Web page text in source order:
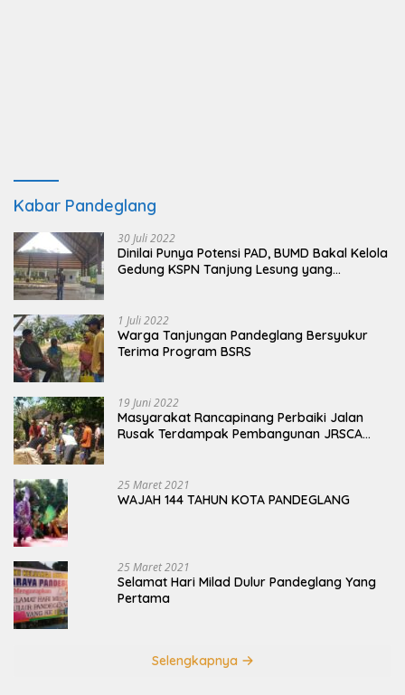
Kabar Pandeglang
30 Juli 2022
Dinilai Punya Potensi PAD, BUMD Bakal Kelola
Gedung KSPN Tanjung Lesung yang
1 Juli 2022
Warga Tanjungan Pandeglang Bersyukur
Terima Program BSRS
19 Juni 2022
Masyarakat Rancapinang Perbaiki Jalan
Rusak Terdampak Pembangunan JRSCA
25 Maret 2021
WAJAH 144 TAHUN KOTA PANDEGLANG
25 Maret 2021
Selamat Hari Milad Dulur Pandeglang Yang
Pertama
Selengkapnya